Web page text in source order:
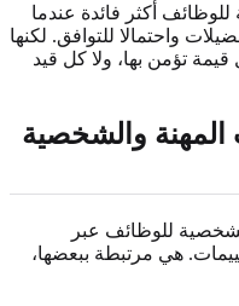
أكثر فائدة عندما
واحتمالا للتوافق. لكنها
قيمة تؤمن بها، ولا كل قيد
المهنة والشخصية
للوظائف عبر
هي مرتبطة ببعضها،